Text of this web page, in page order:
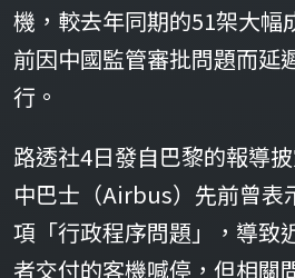
機，較去年同期的51架大幅
前因中國監管審批問題而延
行。
路透社4日發自巴黎的報導
中巴士（Airbus）先前曾表
項「行政程序問題」，導致
者交付的客機喊停，但相關